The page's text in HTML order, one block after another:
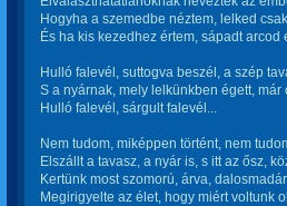
Hogyha a szemedbe néztem, lelked
És ha kis kezedhez értem, sápadt arcod
Hulló falevél, suttogva beszél, a szép
S a nyárnak, mely lelkünkben égett, már
Hulló falevél, sárgult falevél...
Nem tudom, miképpen történt, nem
Elszállt a tavasz, a nyár is, s itt az ősz,
Kertünk most szomorú, árva,
Megirigyelte az élet, hogy miért voltunk